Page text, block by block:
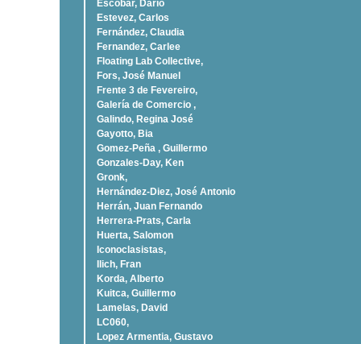
Escobar, Darío
Estevez, Carlos
Fernández, Claudia
Fernandez, Carlee
Floating Lab Collective,
Fors, José Manuel
Frente 3 de Fevereiro,
Galería de Comercio ,
Galindo, Regina José
Gayotto, Bia
Gomez-Peña , Guillermo
Gonzales-Day, Ken
Gronk,
Hernández-Diez, José Antonio
Herrán, Juan Fernando
Herrera-Prats, Carla
Huerta, Salomon
Iconoclasistas,
Ilich, Fran
Korda, Alberto
Kuitca, Guillermo
Lamelas, David
LC060,
Lopez Armentia, Gustavo